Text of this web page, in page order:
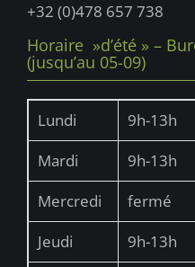
+32 (0)478 657 738
Horaire »d’été » –
(jusqu’au 05-09)
Lundi 9h-13h
Mardi
9h-13h
Mercredi
fermé
Jeudi
9h-13h